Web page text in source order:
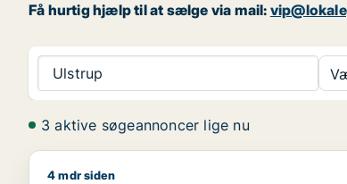
Få hurtig hjælp til at sælge via mail:
Ulstrup
3 aktive søgeannoncer lige nu
Jeg søger boligudlejningsejendom til salg
4 mdr siden